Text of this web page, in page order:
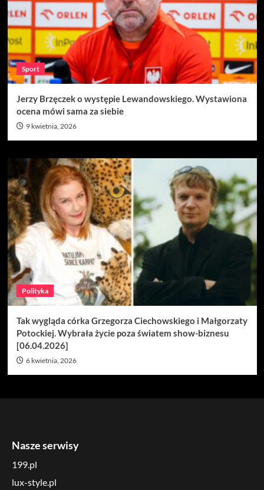
Sport
Jerzy Brzęczek o występie Lewandowskiego. Wystawiona
ocena mówi sama za siebie
9 kwietnia, 2026
Polityka
Tak wygląda córka Grzegorza Ciechowskiego i Małgorzaty
Potockiej. Wybrała życie poza światem show-biznesu
[06.04.2026]
6 kwietnia, 2026
Nasze serwisy
199.pl
lux-style.pl